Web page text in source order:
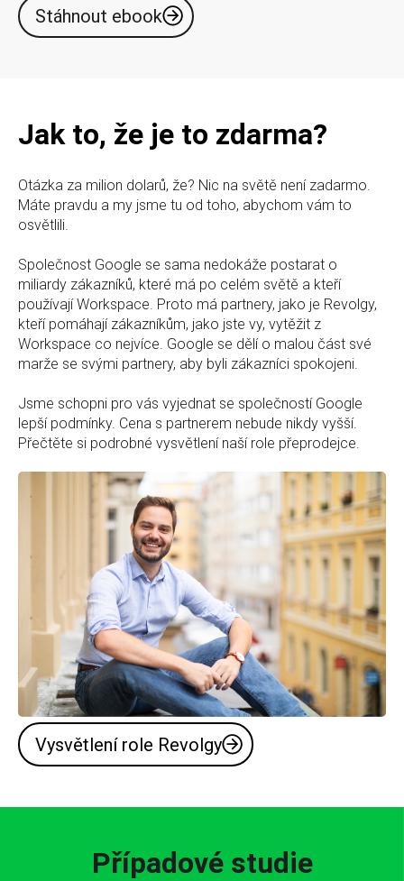
Stáhnout ebook
Jak to, že je to zdarma?
Otázka za milion dolarů, že? Nic na světě není zadarmo.
Máte pravdu a my jsme tu od toho, abychom vám to
osvětlili.
Společnost Google se sama nedokáže postarat o
miliardy zákazníků, které má po celém světě a kteří
používají Workspace. Proto má partnery, jako je Revolgy,
kteří pomáhají zákazníkům, jako jste vy, vytěžit z
Workspace co nejvíce. Google se dělí o malou část své
marže se svými partnery, aby byli zákazníci spokojeni.
Jsme schopni pro vás vyjednat se společností Google
lepší podmínky. Cena s partnerem nebude nikdy vyšší.
Přečtěte si podrobné vysvětlení naší role přeprodejce.
Vysvětlení role Revolgy
Případové studie